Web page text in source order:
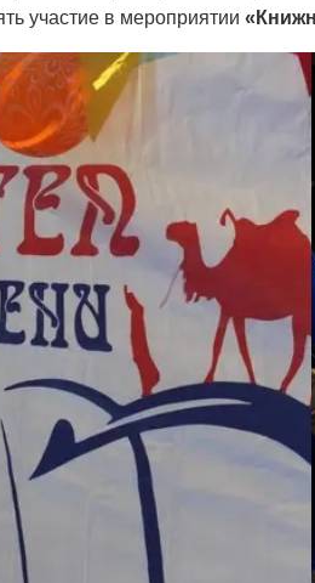
участие в мероприятии